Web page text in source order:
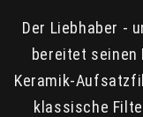
Der Liebhaber -
bereitet seinen
Keramik-
klassische